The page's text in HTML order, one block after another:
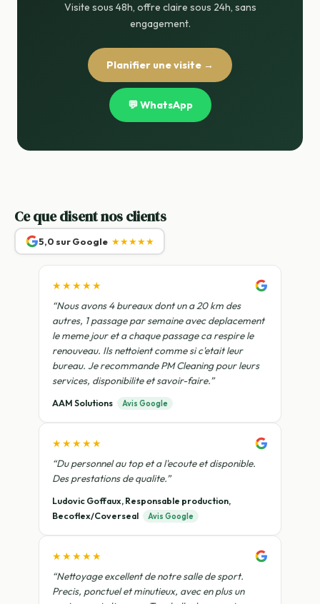
Visite sous 48h, offre claire sous 24h, sans
engagement.
Planifier une visite →
💬 WhatsApp
Ce que disent nos clients
5,0 sur Google ★★★★★
★★★★★
“Nous avons 4 bureaux dont un a 20 km des
autres, 1 passage par semaine avec deplacement
le meme jour et a chaque passage ca respire le
renouveau. Ils nettoient comme si c'etait leur
bureau. Je recommande PM Cleaning pour leurs
services, disponibilite et savoir-faire.”
AAM Solutions Avis Google
★★★★★
“Du personnel au top et a l'ecoute et disponible.
Des prestations de qualite.”
Ludovic Goffaux, Responsable production,
Becoflex/Coverseal
Avis Google
★★★★★
“Nettoyage excellent de notre salle de sport.
Precis, ponctuel et minutieux, avec en plus un